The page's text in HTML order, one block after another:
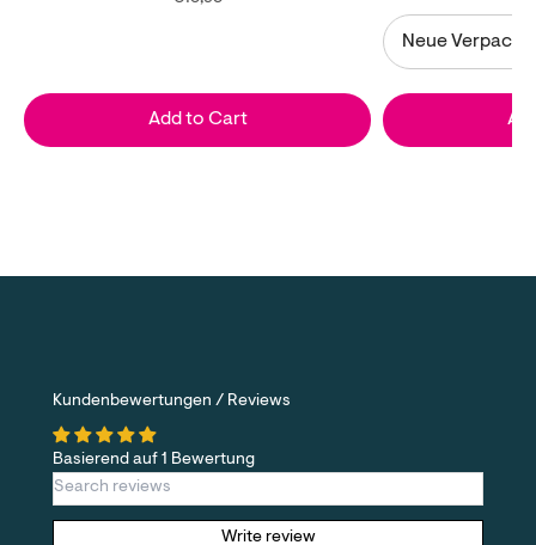
Add to Cart
Kundenbewertungen / Reviews
Basierend auf 1 Bewertung
Write review